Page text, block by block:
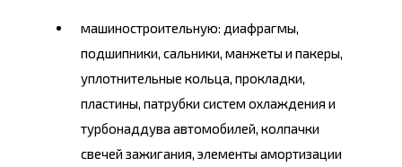
машиностроительную: диафрагмы,
подшипники, сальники, манжеты и пакеры,
уплотнительные кольца, прокладки,
пластины, патрубки систем охлаждения и
турбонаддува автомобилей, колпачки
свечей зажигания, элементы амортизации